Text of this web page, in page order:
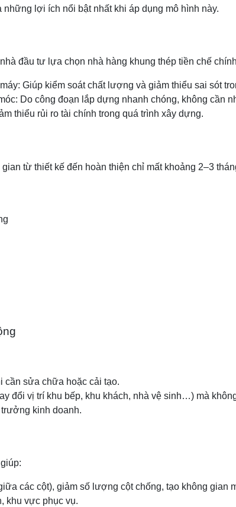
lợi ích nổi bật nhất khi áp dụng mô hình này.
đầu tư lựa chọn nhà hàng khung thép tiền chế
Giúp kiểm soát chất lượng và giảm thiểu sai sót
Do công đoạn lắp dựng nhanh chóng, không cần
thiểu rủi ro tài chính trong quá trình xây dựng.
từ thiết kế đến hoàn thiện chỉ mất khoảng 2–3
cần sửa chữa hoặc cải tạo.
đổi vị trí khu bếp, khu khách, nhà vệ sinh…) mà
kinh doanh.
các cột), giảm số lượng cột chống, tạo không gian
khu vực phục vụ.